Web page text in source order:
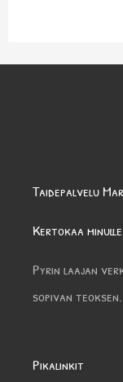
Taidepalvelu
Kertokaa
Pyrin laajan
sopivan teoksen.
Pikalinkit